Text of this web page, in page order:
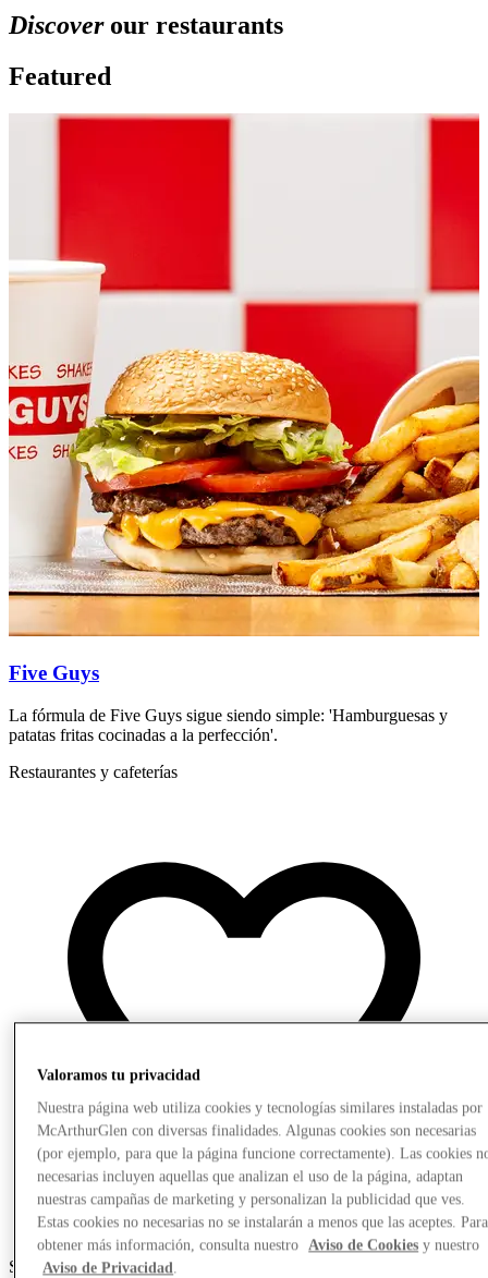
Discoverour restaurants
Featured
Five Guys
La fórmula de Five Guys sigue siendo simple: 'Hamburguesas y
patatas fritas cocinadas a la perfección'.
Restaurantes y cafeterías
Slide 1 of 3
Valoramos tu privacidad
Nuestra página web utiliza cookies y tecnologías similares instaladas por
McArthurGlen con diversas finalidades. Algunas cookies son necesarias
(por ejemplo, para que la página funcione correctamente). Las cookies
necesarias incluyen aquellas que analizan el uso de la página, adaptan
nuestras campañas de marketing y personalizan la publicidad que ves.
Estas cookies no necesarias no se instalarán a menos que las aceptes. Para
obtener más información, consulta nuestro
Aviso de Cookies y nuestro
Aviso de Privacidad.